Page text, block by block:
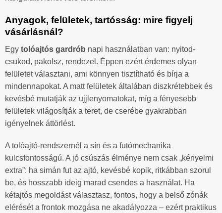
Anyagok, felületek, tartósság: mire figyelj
vásárlásnál?
Egy tolóajtós gardrób napi használatban van: nyitod-
csukod, pakolsz, rendezel. Éppen ezért érdemes olyan
felületet választani, ami könnyen tisztítható és bírja a
mindennapokat. A matt felületek általában diszkrétebbek és
kevésbé mutatják az ujjlenyomatokat, míg a fényesebb
felületek világosítják a teret, de cserébe gyakrabban
igényelnek áttörlést.
A tolóajtó-rendszernél a sín és a futómechanika
kulcsfontosságú. A jó csúszás élménye nem csak „kényelmi
extra”: ha simán fut az ajtó, kevésbé kopik, ritkábban szorul
be, és hosszabb ideig marad csendes a használat. Ha
kétajtós megoldást választasz, fontos, hogy a belső zónák
elérését a frontok mozgása ne akadályozza – ezért praktikus